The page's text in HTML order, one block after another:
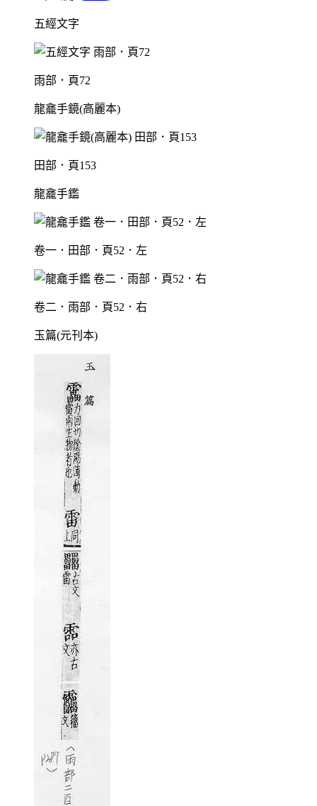
五經文字
雨部．頁72
龍龕手鏡(高麗本)
田部．頁153
龍龕手鑑
卷一．田部．頁52．左
卷二．雨部．頁52．右
玉篇(元刊本)